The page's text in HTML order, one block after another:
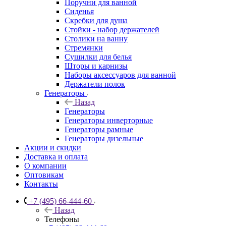
Поручни для ванной
Сиденья
Скребки для душа
Стойки - набор держателей
Столики на ванну
Стремянки
Сушилки для белья
Шторы и карнизы
Наборы аксессуаров для ванной
Держатели полок
Генераторы
Назад
Генераторы
Генераторы инверторные
Генераторы рамные
Генераторы дизельные
Акции и скидки
Доставка и оплата
О компании
Оптовикам
Контакты
+7 (495) 66-444-60
Назад
Телефоны